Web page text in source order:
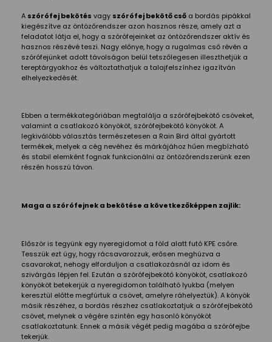
A szórófej bekötés vagy szórófej bekötő cső a bordás pipákkal
kiegészítve az öntözőrendszer azon hasznos része, amely azt a
feladatot látja el, hogy a szórófejeinket az öntözőrendszer aktív és
hasznos részévé teszi. Nagy előnye, hogy a rugalmas cső révén a
szórófejünket adott távolságon belül tetszőlegesen illeszthetjük a
tereptárgyakhoz és változtathatjuk a talajfelszínhez igazítván
elhelyezkedését.
Ebben a termékkategóriában megtalálja a szórófejbekötő csöveket,
valamint a csatlakozó könyököt, szórófejbekötő könyököt. A
legkiválóbb választás természetesen a Rain Bird által gyártott
termékek, melyek a cég nevéhez és márkájához hűen megbízható
és stabil elemként fognak funkcionálni az öntözőrendszerünk ezen
részén hosszú távon.
Maga a szórófejnek a bekötése a következőképpen zajlik:
Először is tegyünk egy nyeregidomot a föld alatt futó KPE csőre.
Tesszük ezt úgy, hogy rácsavarozzuk, erősen meghúzva a
csavarokat, nehogy elforduljon a csatlakozásnál az idom és
szivárgás lépjen fel. Ezután a szórófejbekötő könyököt, csatlakozó
könyököt betekerjük a nyeregidomon található lyukba (melyen
keresztül előtte megfúrtuk a csövet, amelyre ráhelyeztük). A könyök
másik részéhez, a bordás részhez csatlakoztatjuk a szórófejbekötő
csövet, melynek a végére szintén egy hasonló könyököt
csatlakoztatunk. Ennek a másik végét pedig magába a szórófejbe
tekerjük.